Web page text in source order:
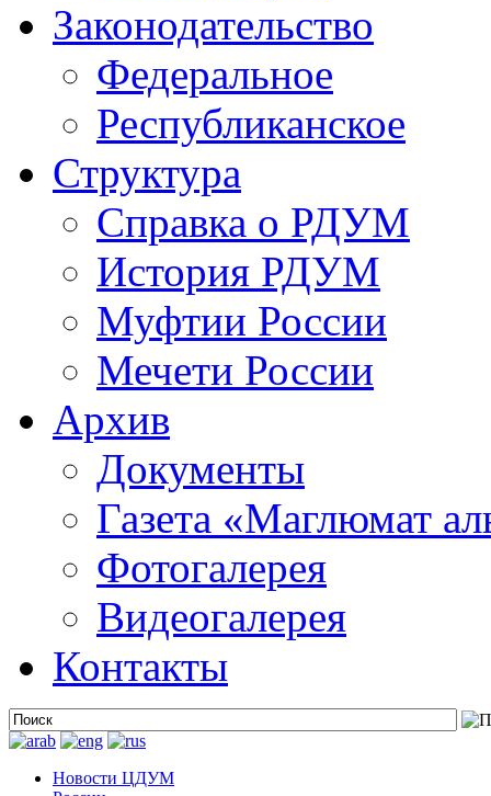
Законодательство
Федеральное
Республиканское
Структура
Справка о РДУМ
История РДУМ
Муфтии России
Мечети России
Архив
Документы
Газета «Маглюмат
Фотогалерея
Видеогалерея
Контакты
Новости ЦДУМ